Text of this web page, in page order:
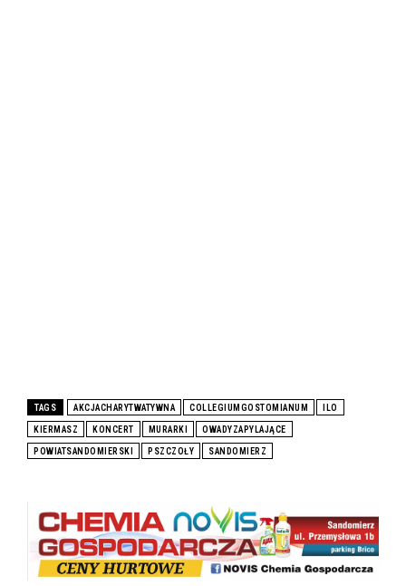
TAGS AKCJACHARYTWATYWNA COLLEGIUMGOSTOMIANUM ILO
KIERMASZ KONCERT MURARKI OWADYZAPYLAJĄCE
POWIATSANDOMIERSKI PSZCZOŁY SANDOMIERZ